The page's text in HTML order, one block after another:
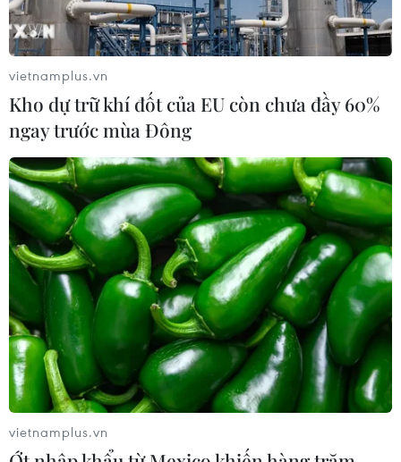
TIN CÙNG CHUYÊN MỤC
Cà Mau quảng bá thương hiệu, kết
nối đầu tư, đưa ngành tôm phát triển
bền vững
07/08/2026 03:04
Giá vàng trong nước giảm nhẹ,
thương hiệu SJC lùi về ngưỡng 142,2
triệu đồng
07/08/2026 02:21
vietnamplus.vn
Kho dự trữ khí đốt của EU còn chưa đầy 60%
ngay trước mùa Đông
vietnamplus.vn